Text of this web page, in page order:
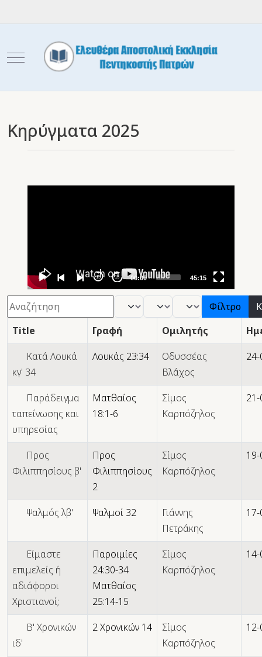
Mobile Menu Toggle
Κηρύγματα 2025
15 15 00:00 45:15
Φίλτρο
- Βιβλίο -
- Μήνας -
- Έτος - Φίλτρο
Title
Γραφή Ομιλητής
Κατά Λουκά
κγ' 34
Λουκάς 23:34
Οδυσσέας
Βλάχος
Παράδειγμα
ταπείνωσης και
υπηρεσίας
Ματθαίος
18:1-6
Σίμος
Καρπόζηλος
Προς
Φιλιππησίους β'
Προς
Φιλιππησίους
2
Σίμος
Καρπόζηλος
Ψαλμός λβ' Ψαλμοί 32
Γιάννης
Πετράκης
Είμαστε
επιμελείς ή
αδιάφοροι
Χριστιανοί;
Παροιμίες
24:30-34
Ματθαίος
25:14-15
Σίμος
Καρπόζηλος
Β' Χρονικών
ιδ'
2 Χρονικών 14
Σίμος
Καρπόζηλος